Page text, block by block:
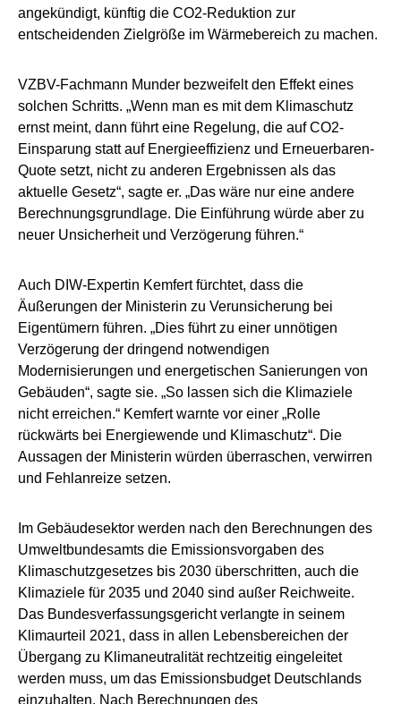
angekündigt, künftig die CO2-Reduktion zur
entscheidenden Zielgröße im Wärmebereich zu machen.
VZBV-Fachmann Munder bezweifelt den Effekt eines
solchen Schritts. „Wenn man es mit dem Klimaschutz
ernst meint, dann führt eine Regelung, die auf CO2-
Einsparung statt auf Energieeffizienz und Erneuerbaren-
Quote setzt, nicht zu anderen Ergebnissen als das
aktuelle Gesetz“, sagte er. „Das wäre nur eine andere
Berechnungsgrundlage. Die Einführung würde aber zu
neuer Unsicherheit und Verzögerung führen.“
Auch DIW-Expertin Kemfert fürchtet, dass die
Äußerungen der Ministerin zu Verunsicherung bei
Eigentümern führen. „Dies führt zu einer unnötigen
Verzögerung der dringend notwendigen
Modernisierungen und energetischen Sanierungen von
Gebäuden“, sagte sie. „So lassen sich die Klimaziele
nicht erreichen.“ Kemfert warnte vor einer „Rolle
rückwärts bei Energiewende und Klimaschutz“. Die
Aussagen der Ministerin würden überraschen, verwirren
und Fehlanreize setzen.
Im Gebäudesektor werden nach den Berechnungen des
Umweltbundesamts die Emissionsvorgaben des
Klimaschutzgesetzes bis 2030 überschritten, auch die
Klimaziele für 2035 und 2040 sind außer Reichweite.
Das Bundesverfassungsgericht verlangte in seinem
Klimaurteil 2021, dass in allen Lebensbereichen der
Übergang zu Klimaneutralität rechtzeitig eingeleitet
werden muss, um das Emissionsbudget Deutschlands
einzuhalten. Nach Berechnungen des